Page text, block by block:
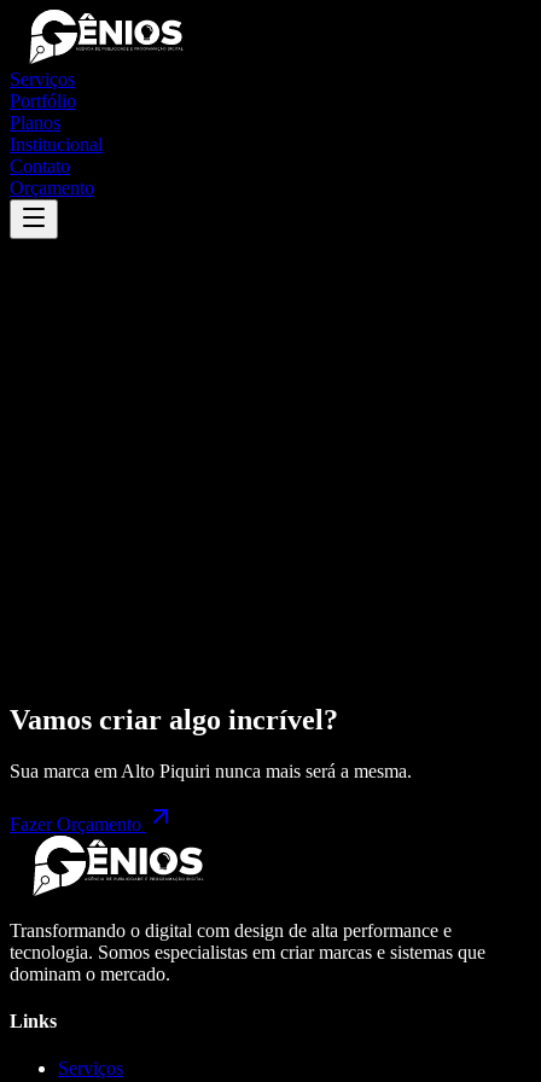
Serviços
Portfólio
Planos
Institucional
Contato
Orçamento
Vamos criar algo incrível?
Sua marca em Alto Piquiri nunca mais será a mesma.
Fazer Orçamento
Transformando o digital com design de alta performance e
tecnologia. Somos especialistas em criar marcas e sistemas que
dominam o mercado.
Links
Serviços